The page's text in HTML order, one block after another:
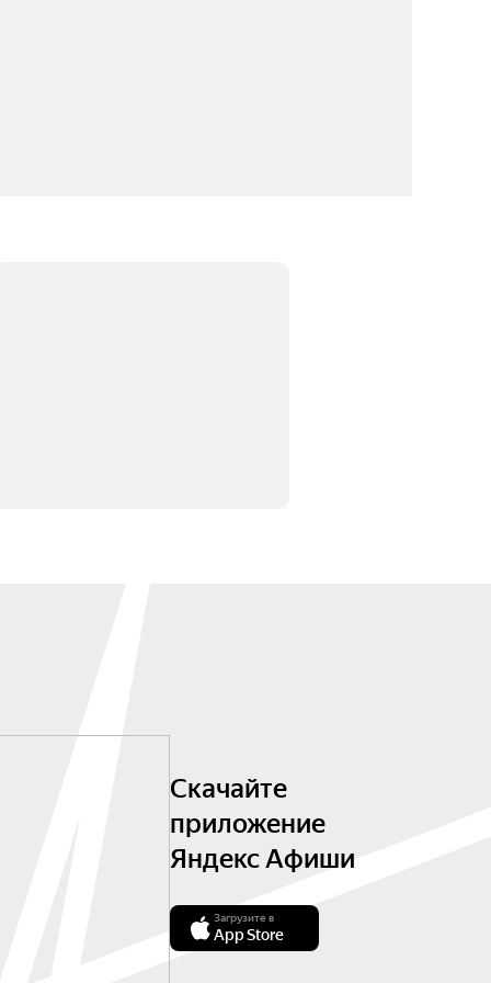
Скачайте
приложение
Яндекс Афиши
Загрузите в
App Store